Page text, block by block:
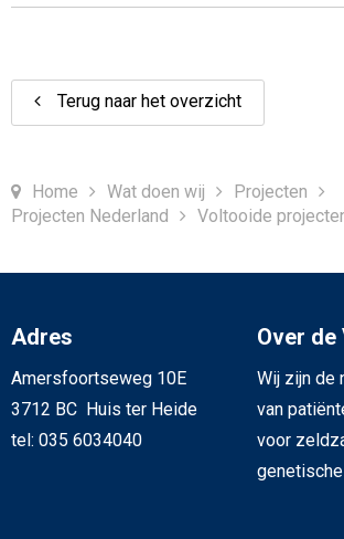
Terug naar het overzicht
Home Wat doen wij
Projecten
Projecten Nederland
Voltooide
Adres
Amersfoortseweg 10E
3712 BC Huis ter Heide
tel: 035 6034040
Over de
Wij zijn de
van
voor